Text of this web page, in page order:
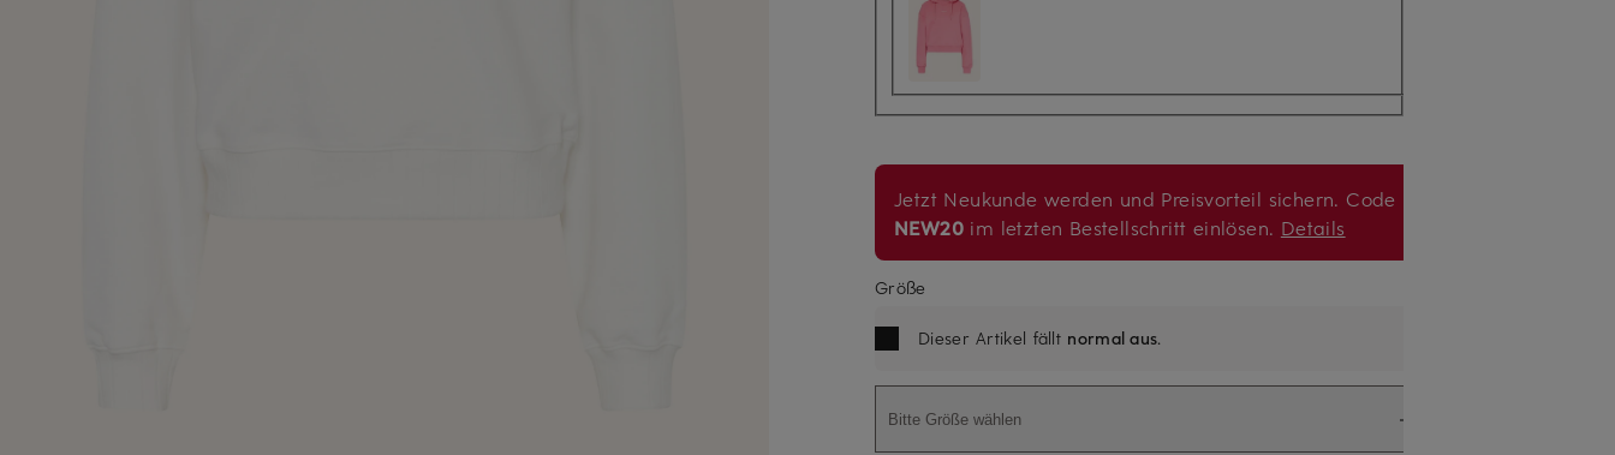
Jetzt Neukunde werden und Preisvorteil sichern. Code
NEW20 im letzten Bestellschritt einlösen. Details
Größe
Dieser Artikel fällt normal aus.
Bitte Größe wählen